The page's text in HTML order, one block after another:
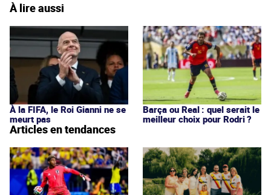
À lire aussi
À la FIFA, le Roi Gianni ne se
meurt pas
Barça ou Real : quel serait le
meilleur choix pour Rodri ?
Articles en tendances